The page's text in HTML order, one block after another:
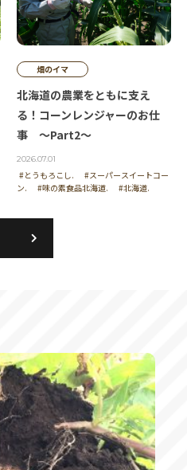
畑のイマ
北海道の農業をともに支え
る！コーンレンジャーのお仕
事 ～Part2～
2026.07.01
#とうもろこし.
#スーパースイートコー
ン.
#味の素食品北海道. #北海道.